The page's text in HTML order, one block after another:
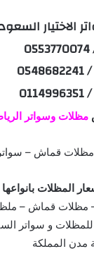
الاختيار
مظلات وسواتر
قماش – سواتر
المظلات بانواعھا
مظلات قماش –
و سواتر
مدن المملكة